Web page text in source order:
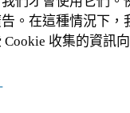
。在這種情況下
收集的資訊